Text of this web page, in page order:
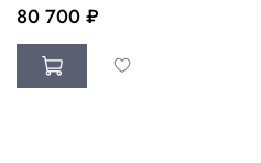
80 700 ₽